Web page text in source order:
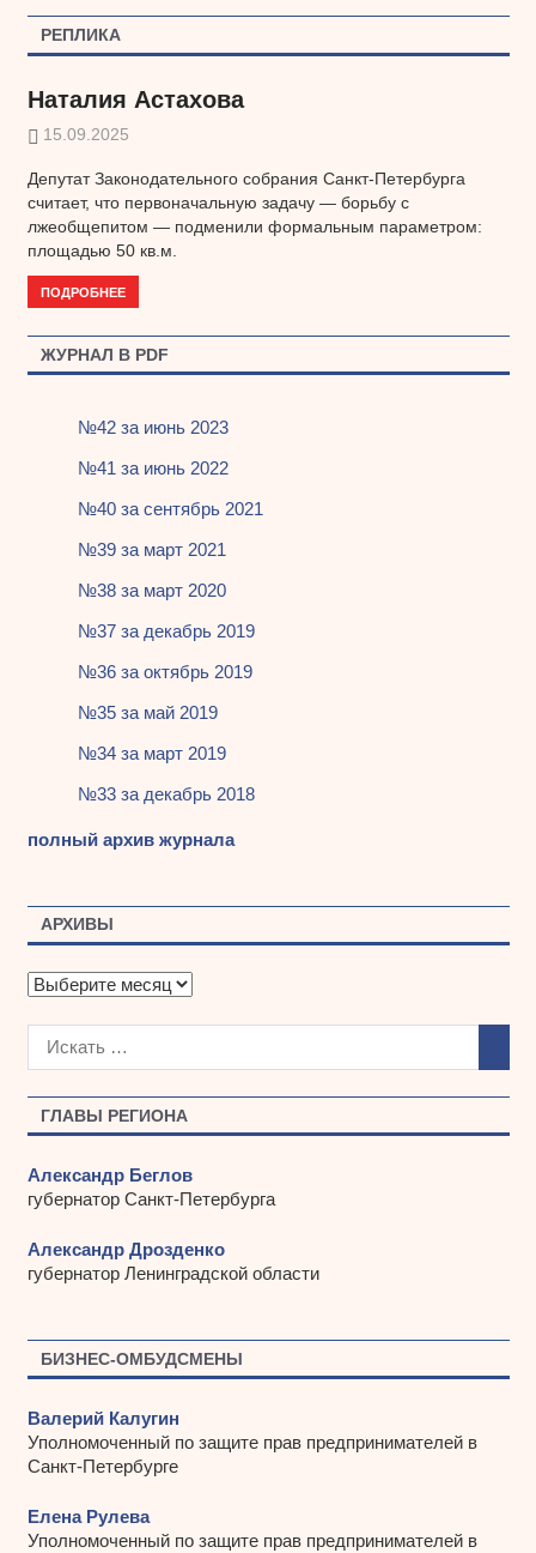
записям
ГЛАВЫ РЕГИОНА
Александр Беглов
губернатор Санкт-Петербурга
Александр Дрозденко
губернатор Ленинградской области
БИЗНЕС-ОМБУДСМЕНЫ
Валерий Калугин
Уполномоченный по защите прав предпринимателей в
Санкт-Петербурге
Елена Рулева
Уполномоченный по защите прав предпринимателей в
РЕПЛИКА
Наталия Астахова
15.09.2025
Депутат Законодательного собрания Санкт-Петербурга
считает, что первоначальную задачу — борьбу с
лжеобщепитом — подменили формальным параметром:
площадью 50 кв.м.
ПОДРОБНЕЕ
ЖУРНАЛ В PDF
№42 за июнь 2023
№41 за июнь 2022
№40 за сентябрь 2021
№39 за март 2021
№38 за март 2020
№37 за декабрь 2019
№36 за октябрь 2019
№35 за май 2019
№34 за март 2019
№33 за декабрь 2018
полный архив журнала
АРХИВЫ
А
х
ы